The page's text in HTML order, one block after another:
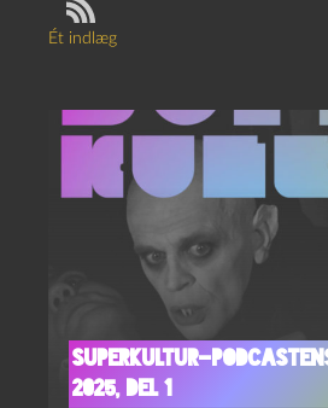
Ét indlæg
Superkultur-
2025, del 1